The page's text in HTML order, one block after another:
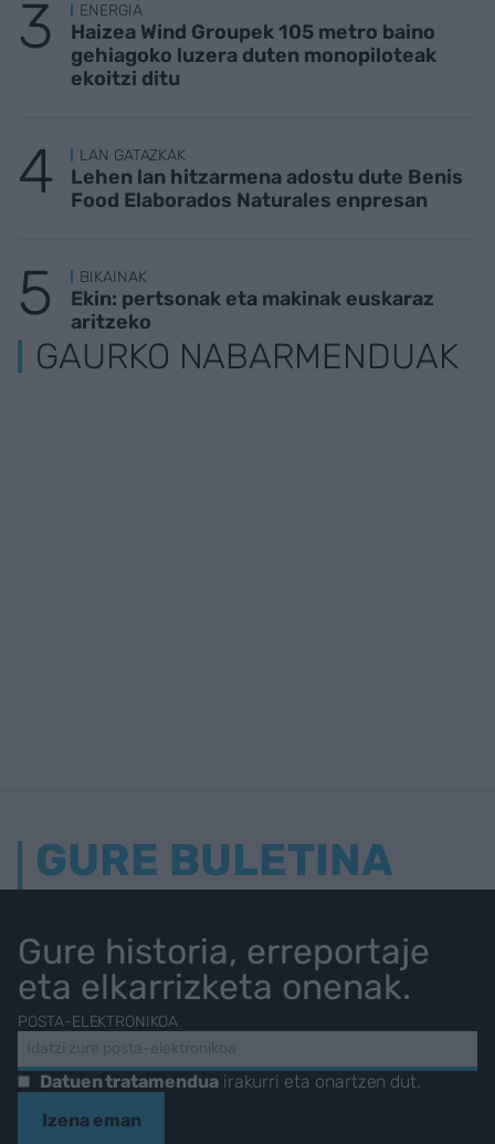
ENERGIA
Haizea Wind Groupek 105 metro baino
gehiagoko luzera duten monopiloteak
ekoitzi ditu
LAN GATAZKAK
Lehen lan hitzarmena adostu dute Benis
Food Elaborados Naturales enpresan
BIKAINAK
Ekin: pertsonak eta makinak euskaraz
aritzeko
GAURKO NABARMENDUAK
GURE BULETINA
Gure historia, erreportaje
eta elkarrizketa onenak.
POSTA-ELEKTRONIKOA
Datuen tratamenduairakurri eta onartzen dut.
Izena eman